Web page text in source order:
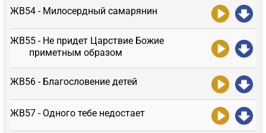
ЖВ54 - Милосердный самарянин
ЖВ55 - Не придет Царствие Божие
приметным образом
ЖВ56 - Благословение детей
ЖВ57 - Одного тебе недостает